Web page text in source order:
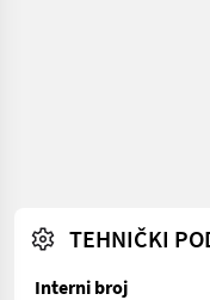
TEHNIČKI
Interni broj